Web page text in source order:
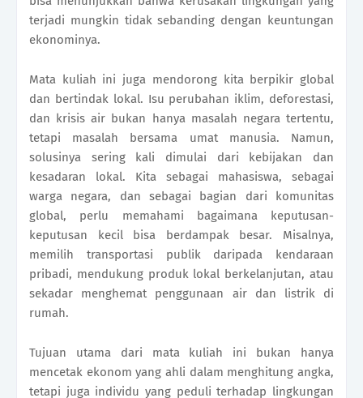
terjadi mungkin tidak sebanding dengan keuntungan
ekonominya.
Mata kuliah ini juga mendorong kita berpikir global
dan bertindak lokal. Isu perubahan iklim, deforestasi,
dan krisis air bukan hanya masalah negara tertentu,
tetapi masalah bersama umat manusia. Namun,
solusinya sering kali dimulai dari kebijakan dan
kesadaran lokal. Kita sebagai mahasiswa, sebagai
warga negara, dan sebagai bagian dari komunitas
global, perlu memahami bagaimana keputusan-
keputusan kecil bisa berdampak besar. Misalnya,
memilih transportasi publik daripada kendaraan
pribadi, mendukung produk lokal berkelanjutan, atau
sekadar menghemat penggunaan air dan listrik di
rumah.
Tujuan utama dari mata kuliah ini bukan hanya
mencetak ekonom yang ahli dalam menghitung angka,
tetapi juga individu yang peduli terhadap lingkungan